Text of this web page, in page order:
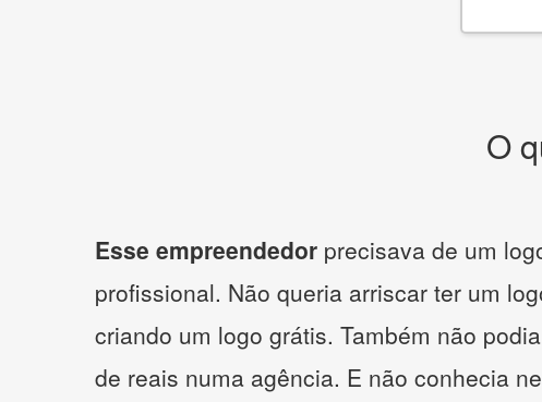
O
Esse empreendedor precisava de um
profissional. Não queria arriscar ter um
criando um logo grátis. Também não
de reais numa agência. E não conhecia